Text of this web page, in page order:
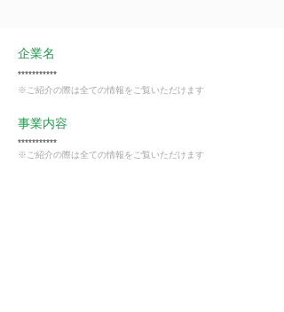
企業名
***********
※ご紹介の際は全ての情報をご覧いただけます
事業内容
***********
※ご紹介の際は全ての情報をご覧いただけます